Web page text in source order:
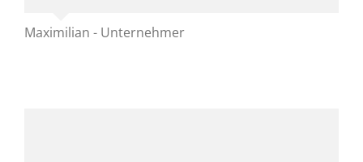
Maximilian - Unternehmer